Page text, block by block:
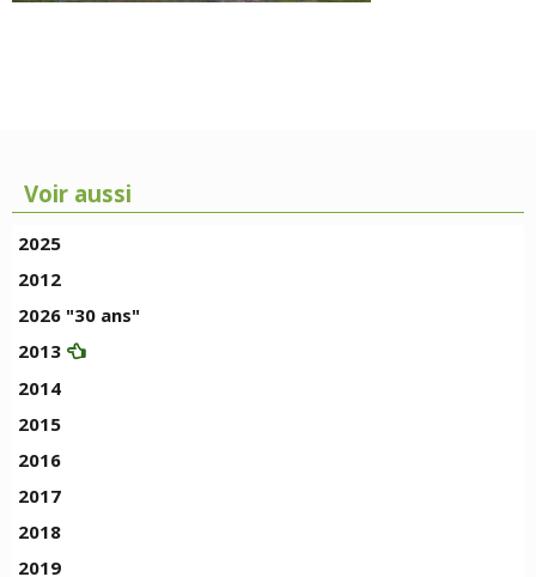
Voir aussi
2025
2012
2026 "30 ans"
2013
2014
2015
2016
2017
2018
2019